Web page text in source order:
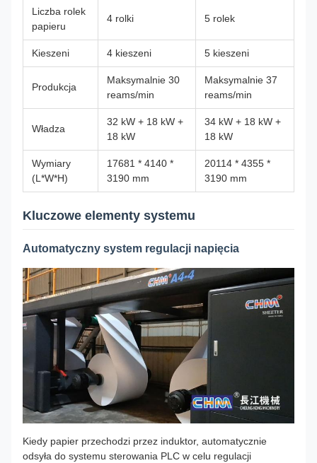
Liczba rolek
papieru
4 rolki 5 rolek
Kieszeni 4 kieszeni 5 kieszeni
Produkcja
Maksymalnie 30
reams/min
Maksymalnie 37
reams/min
Władza
32 kW + 18 kW +
18 kW
34 kW + 18 kW +
18 kW
Wymiary
(L*W*H)
17681 * 4140 *
3190 mm
20114 * 4355 *
3190 mm
Kluczowe elementy systemu
Automatyczny system regulacji napięcia
Kiedy papier przechodzi przez induktor, automatycznie
odsyła do systemu sterowania PLC w celu regulacji